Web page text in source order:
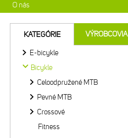
KATEGÓRIE VÝROBCOVIA
E-bicykle
Bicykle
Celoodpružené MTB
Pevné MTB
Crossové
Fitness
O nás